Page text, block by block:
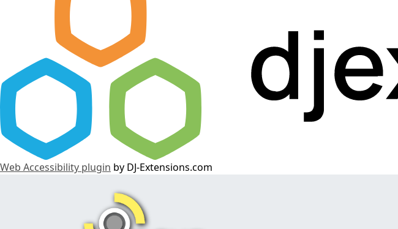
Web Accessibility plugin by DJ-Extensions.com